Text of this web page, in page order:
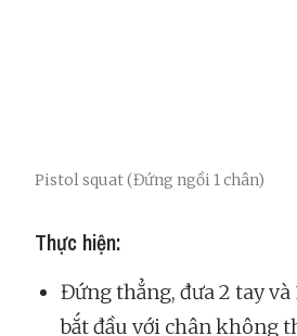
Pistol squat (Đứng ngồi 1 chân)
Thực hiện:
Đứng thẳng, đưa 2 tay và
bắt đầu với chân không